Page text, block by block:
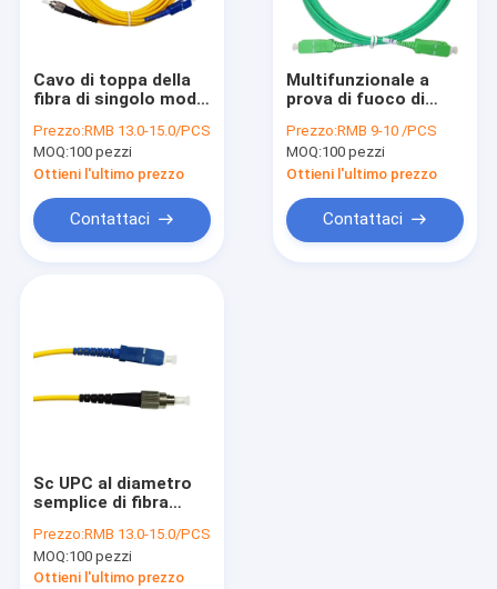
Cavo di toppa della
fibra di singolo modo
UPC, cavo a fibra
ottica ignifugo della
toppa
Prezzo:RMB 13.0-15.0/PCS
MOQ:100 pezzi
Ottieni l'ultimo prezzo
Contattaci
Multifunzionale a
prova di fuoco di
di toppa dello Sc APC
dell'OEM
Prezzo:RMB 9-10 /PCS
MOQ:100 pezzi
Ottieni l'ultimo prezzo
Contattaci
Sc UPC al diametro
semplice di fibra
singolo modo del
cavo di toppa di FC
UPC
Prezzo:RMB 13.0-15.0/PCS
MOQ:100 pezzi
Ottieni l'ultimo prezzo